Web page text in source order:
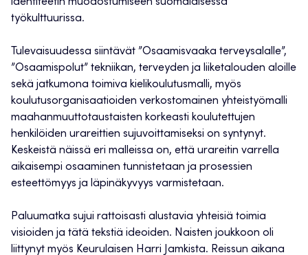
identiteetin muodostumiseen suomalaisessa
työkulttuurissa.
Tulevaisuudessa siintävät ”Osaamisvaaka terveysalalle”,
”Osaamispolut” tekniikan, terveyden ja liiketalouden aloille
sekä jatkumona toimiva kielikoulutusmalli, myös
koulutusorganisaatioiden verkostomainen yhteistyömalli
maahanmuuttotaustaisten korkeasti koulutettujen
henkilöiden urareittien sujuvoittamiseksi on syntynyt.
Keskeistä näissä eri malleissa on, että urareitin varrella
aikaisempi osaaminen tunnistetaan ja prosessien
esteettömyys ja läpinäkyvyys varmistetaan.
Paluumatka sujui rattoisasti alustavia yhteisiä toimia
visioiden ja tätä tekstiä ideoiden. Naisten joukkoon oli
liittynyt myös Keurulaisen Harri Jamkista. Reissun aikana